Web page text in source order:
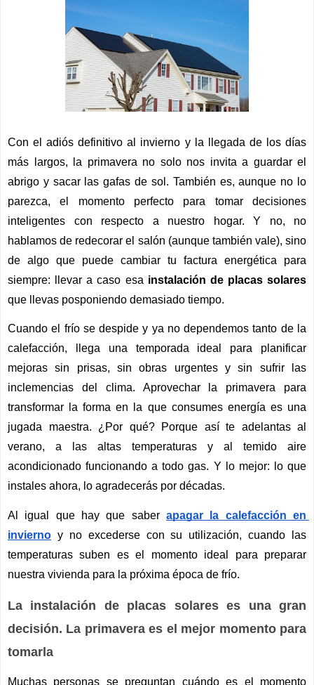
Con el adiós definitivo al invierno y la llegada de los días
más largos, la primavera no solo nos invita a guardar el
abrigo y sacar las gafas de sol. También es, aunque no lo
parezca, el momento perfecto para tomar decisiones
inteligentes con respecto a nuestro hogar. Y no, no
hablamos de redecorar el salón (aunque también vale), sino
de algo que puede cambiar tu factura energética para
siempre: llevar a caso esa instalación de placas solares
que llevas posponiendo demasiado tiempo.
Cuando el frío se despide y ya no dependemos tanto de la
calefacción, llega una temporada ideal para planificar
mejoras sin prisas, sin obras urgentes y sin sufrir las
inclemencias del clima. Aprovechar la primavera para
transformar la forma en la que consumes energía es una
jugada maestra. ¿Por qué? Porque así te adelantas al
verano, a las altas temperaturas y al temido aire
acondicionado funcionando a todo gas. Y lo mejor: lo que
instales ahora, lo agradecerás por décadas.
Al igual que hay que saber apagar la calefacción en
invierno y no excederse con su utilización, cuando las
temperaturas suben es el momento ideal para preparar
nuestra vivienda para la próxima época de frío.
La instalación de placas solares es una gran
decisión. La primavera es el mejor momento para
tomarla
Muchas personas se preguntan cuándo es el momento